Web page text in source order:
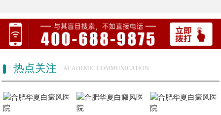
热点关注 ACADEMIC COMMUNICATION